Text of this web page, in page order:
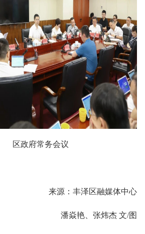
区政府常务会议
来源：丰泽区融媒体中心
潘焱艳、张炜杰 文/图